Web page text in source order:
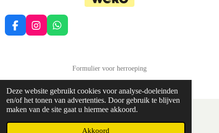
Deze website gebruikt cookies voor analyse-doeleinden
en/of het tonen van advertenties. Door gebruik te blijven
maken van de site gaat u hiermee akkoord.
Akkoord
F
a
k
I
n
a
m
W
h
p
Formulier voor herroeping
© 2022 - 2026 Balans Soma Druten